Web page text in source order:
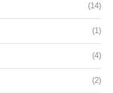
(14)
(1)
(4)
(2)